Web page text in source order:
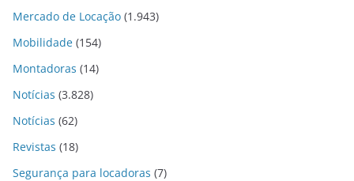
Mercado de Locação (1.943)
Mobilidade (154)
Montadoras (14)
Notícias (3.828)
Notícias (62)
Revistas (18)
Segurança para locadoras (7)